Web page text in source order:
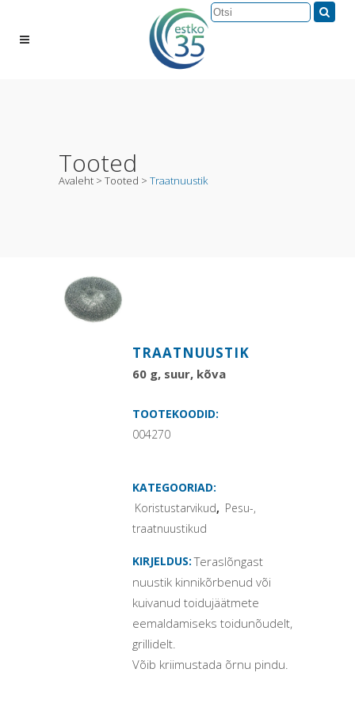
Tooted
Avaleht > Tooted > Traatnuustik
TRAATNUUSTIK
60 g, suur, kõva
TOOTEKOODID:
004270
KATEGOORIAD:
Koristustarvikud, Pesu-,
traatnuustikud
KIRJELDUS:Teraslõngast
nuustik kinnikõrbenud või
kuivanud toidujäätmete
eemaldamiseks toidunõudelt,
grillidelt.
Võib kriimustada õrnu pindu.